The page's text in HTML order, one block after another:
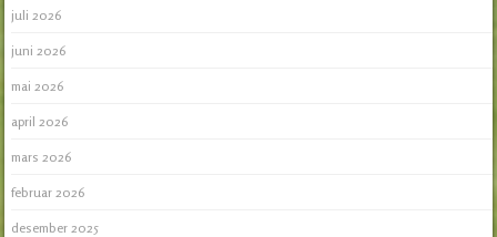
juli 2026
juni 2026
mai 2026
april 2026
mars 2026
februar 2026
desember 2025